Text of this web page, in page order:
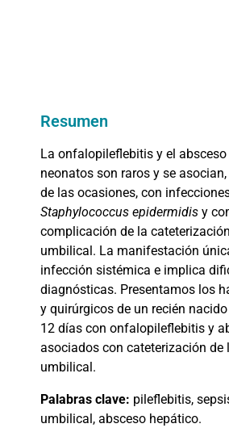
Resumen
La onfalopileflebitis y el
neonatos son raros y se
de las ocasiones, con
Staphylococcus epidermidis y
complicación de la
umbilical. La manifestación
infección sistémica e implica
diagnósticas. Presentamos los
y quirúrgicos de un recién
12 días con onfalopileflebitis y
asociados con cateterización de
umbilical.
Palabras clave: pileflebitis,
umbilical, absceso hepático.